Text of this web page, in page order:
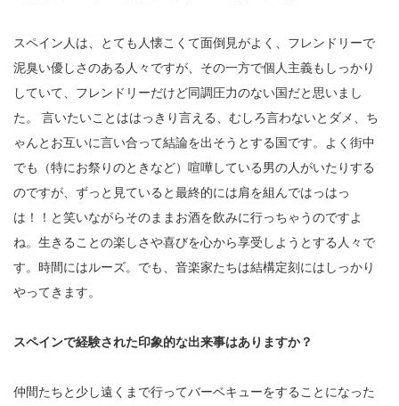
スペイン人は、とても人懐こくて面倒見がよく、フレンドリーで
泥臭い優しさのある人々ですが、その一方で個人主義もしっかり
していて、フレンドリーだけど同調圧力のない国だと思いまし
た。 言いたいことははっきり言える、むしろ言わないとダメ、ち
ゃんとお互いに言い合って結論を出そうとする国です。よく街中
でも（特にお祭りのときなど）喧嘩している男の人がいたりする
のですが、ずっと見ていると最終的には肩を組んではっはっ
は！！と笑いながらそのままお酒を飲みに行っちゃうのですよ
ね。生きることの楽しさや喜びを心から享受しようとする人々で
す。時間にはルーズ。でも、音楽家たちは結構定刻にはしっかり
やってきます。
スペインで経験された印象的な出来事はありますか？
仲間たちと少し遠くまで行ってバーベキューをすることになった